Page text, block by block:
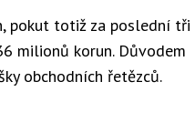
pokut totiž za poslední tři
milionů korun. Důvodem
obchodních řetězců.